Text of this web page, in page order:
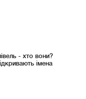
- хто вони?
імена